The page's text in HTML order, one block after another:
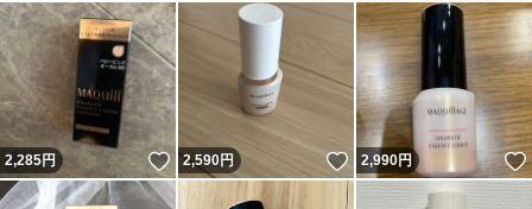
2,285円 いいね！
2,590円 いいね！
2,990円